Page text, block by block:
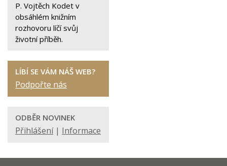
P. Vojtěch Kodet v
obsáhlém knižním
rozhovoru líčí svůj
životní příběh.
LÍBÍ SE VÁM NÁŠ WEB?
Podpořte nás
ODBĚR NOVINEK
Přihlášení| Informace